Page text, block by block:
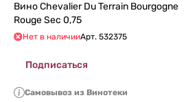
Вино Chevalier Du Terrain Bourgogne
Rouge Sec 0,75
Нет в наличииАрт. 532375
Подписаться
Самовывоз из Винотеки